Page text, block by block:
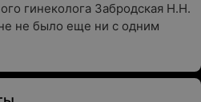
гинеколога Забродская Н.Н.
не было еще ни с одним